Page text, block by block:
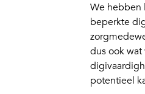
We hebben
beperkte
dus ook
potentieel